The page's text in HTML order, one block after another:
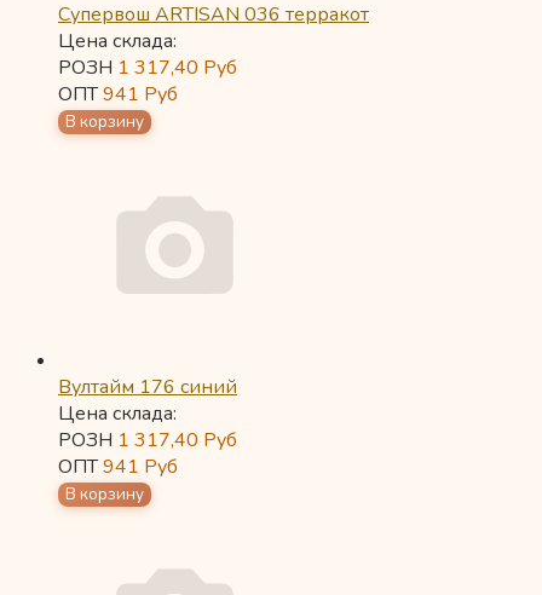
Супервош ARTISAN 036 терракот
Цена склада:
РОЗН 1 317,40 Руб
ОПТ941 Руб
Вултайм 176 синий
Цена склада:
РОЗН 1 317,40 Руб
ОПТ941 Руб